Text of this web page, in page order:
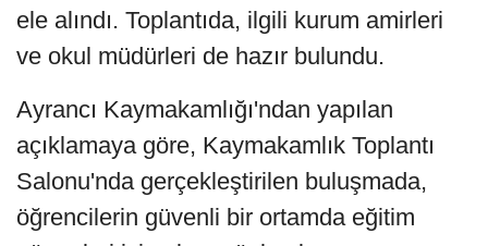
ele alındı. Toplantıda, ilgili kurum amirleri
ve okul müdürleri de hazır bulundu.
Ayrancı Kaymakamlığı'ndan yapılan
açıklamaya göre, Kaymakamlık Toplantı
Salonu'nda gerçekleştirilen buluşmada,
öğrencilerin güvenli bir ortamda eğitim